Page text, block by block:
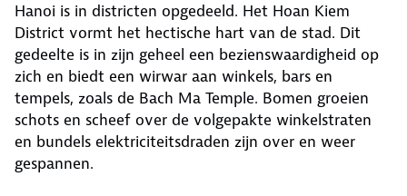
Hanoi is in districten opgedeeld. Het Hoan Kiem
District vormt het hectische hart van de stad. Dit
gedeelte is in zijn geheel een bezienswaardigheid op
zich en biedt een wirwar aan winkels, bars en
tempels, zoals de Bach Ma Temple. Bomen groeien
schots en scheef over de volgepakte winkelstraten
en bundels elektriciteitsdraden zijn over en weer
gespannen.